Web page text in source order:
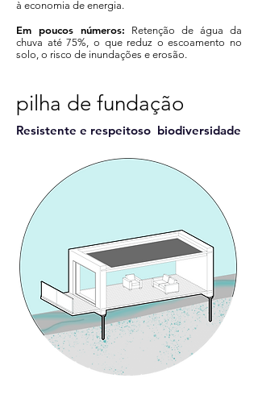
à economia de energia.
Em poucos números: Retenção de água da
chuva até 75%, o que reduz o escoamento no
solo, o risco de inundações e erosão.
pilha de fundação
Resistente e respeitoso biodiversidade